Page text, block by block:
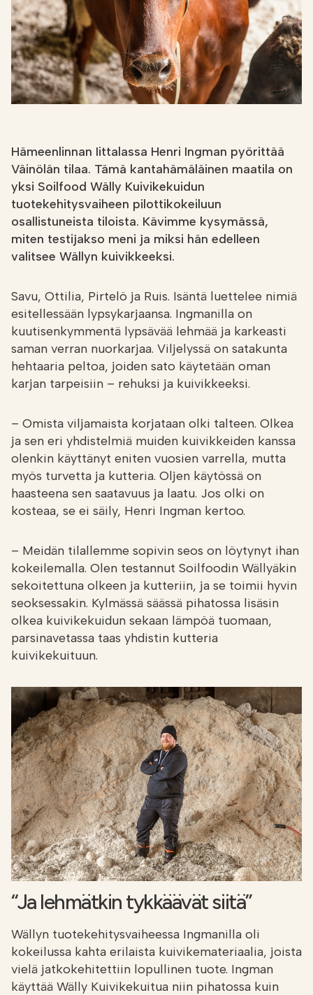
FI Etsi
VERKKOKAUPPA
Hämeenlinnan Iittalassa Henri Ingman pyörittää
Väinölän tilaa. Tämä kantahämäläinen maatila on
yksi Soilfood Wälly Kuivikekuidun
tuotekehitysvaiheen pilottikokeiluun
osallistuneista tiloista. Kävimme kysymässä,
miten testijakso meni ja miksi hän edelleen
valitsee Wällyn kuivikkeeksi.
Savu, Ottilia, Pirtelö ja Ruis. Isäntä luettelee nimiä
esitellessään lypsykarjaansa. Ingmanilla on
kuutisenkymmentä lypsävää lehmää ja karkeasti
saman verran nuorkarjaa. Viljelyssä on satakunta
hehtaaria peltoa, joiden sato käytetään oman
karjan tarpeisiin – rehuksi ja kuivikkeeksi.
– Omista viljamaista korjataan olki talteen. Olkea
ja sen eri yhdistelmiä muiden kuivikkeiden kanssa
olenkin käyttänyt eniten vuosien varrella, mutta
myös turvetta ja kutteria. Oljen käytössä on
haasteena sen saatavuus ja laatu. Jos olki on
kosteaa, se ei säily, Henri Ingman kertoo.
– Meidän tilallemme sopivin seos on löytynyt ihan
kokeilemalla. Olen testannut Soilfoodin Wällyäkin
sekoitettuna olkeen ja kutteriin, ja se toimii hyvin
seoksessakin. Kylmässä säässä pihatossa lisäsin
olkea kuivikekuidun sekaan lämpöä tuomaan,
parsinavetassa taas yhdistin kutteria
kuivikekuituun.
“Ja lehmätkin tykkäävät siitä”
Wällyn tuotekehitysvaiheessa Ingmanilla oli
kokeilussa kahta erilaista kuivikemateriaalia, joista
vielä jatkokehitettiin lopullinen tuote. Ingman
käyttää Wälly Kuivikekuitua niin pihatossa kuin